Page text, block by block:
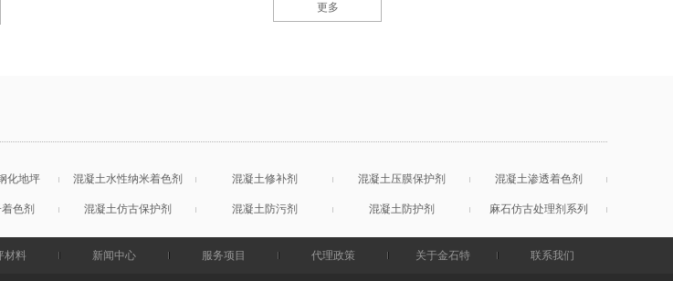
更多
化地坪 混凝土水性纳米着色剂 混凝土修补剂 混凝土压膜保护剂 混凝土渗透着色剂
色剂 混凝土仿古保护剂 混凝土防污剂 混凝土防护剂 麻石仿古处理剂系列
材料 新闻中心 服务项目 代理政策 关于金石特 联系我们